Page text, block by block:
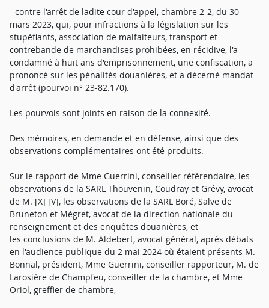
- contre l'arrêt de ladite cour d'appel, chambre 2-2, du 30
mars 2023, qui, pour infractions à la législation sur les
stupéfiants, association de malfaiteurs, transport et
contrebande de marchandises prohibées, en récidive, l'a
condamné à huit ans d'emprisonnement, une confiscation, a
prononcé sur les pénalités douanières, et a décerné mandat
d'arrêt (pourvoi n° 23-82.170).
Les pourvois sont joints en raison de la connexité.
Des mémoires, en demande et en défense, ainsi que des
observations complémentaires ont été produits.
Sur le rapport de Mme Guerrini, conseiller référendaire, les
observations de la SARL Thouvenin, Coudray et Grévy, avocat
de M. [X] [V], les observations de la SARL Boré, Salve de
Bruneton et Mégret, avocat de la direction nationale du
renseignement et des enquêtes douanières, et
les conclusions de M. Aldebert, avocat général, après débats
en l'audience publique du 2 mai 2024 où étaient présents M.
Bonnal, président, Mme Guerrini, conseiller rapporteur, M. de
Larosière de Champfeu, conseiller de la chambre, et Mme
Oriol, greffier de chambre,